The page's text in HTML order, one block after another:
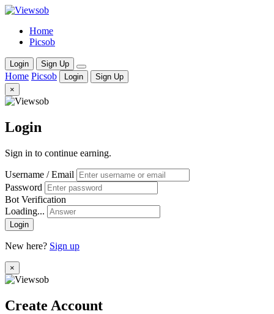
Home
Picsob
Login Sign Up
Home Picsob Login
Sign Up
×
Login
Sign in to continue earning.
Username / Email
Password
Bot Verification
Loading...
Login
New here? Sign up
×
Create Account